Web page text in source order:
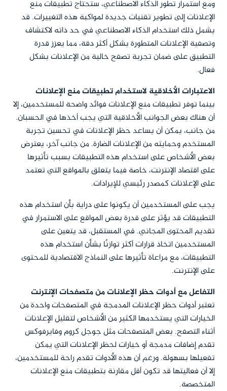
ومع استمرار تطور الذكاء الاصطناعي، ستحتاج تطبيقات منع
الإعلانات إلى تطوير تقنيات جديدة لمواكبة هذه التغييرات. قد
يشمل ذلك استخدام الذكاء الاصطناعي في حد ذاته لاكتشاف
وتصفية الإعلانات المتطورة بشكل أكثر دقة، مما يعزز قدرة
التطبيق على ضمان تجربة تصفح خالية من الإعلانات بشكل
فعال.
الاعتبارات الأخلاقية لاستخدام تطبيقات منع الإعلانات
بينما توفر تطبيقات منع الإعلانات فوائد واضحة للمستخدمين، إلا
أن هناك بعض الجوانب الأخلاقية التي يجب أخذها في الحسبان.
من جانب، يمكن أن يساعد حظر الإعلانات في تحسين تجربة
المستخدم وحمايته من الإعلانات الضارة. من جانب آخر، يعترض
بعض الأشخاص على استخدام هذه التطبيقات بسبب تأثيرها
على اقتصاد الإنترنت، خاصة فيما يتعلق بالمواقع التي تعتمد
على الإعلانات كمصدر رئيسي للإيرادات.
يجب على المستخدمين أن يكونوا على دراية بأن استخدام هذه
التطبيقات قد يؤثر على قدرة بعض المواقع على الاستمرار في
تقديم المحتوى المجاني. في المستقبل، قد يتعين على
المستخدمين اتخاذ قرارات أكثر توازنًا بشأن استخدام هذه
التطبيقات، مع مراعاة تأثيرها على النماذج الاقتصادية للمحتوى
على الإنترنت.
التفاعل مع أدوات حظر الإعلانات من متصفحات الإنترنت
تعتبر أدوات حظر الإعلانات المدمجة في المتصفحات واحدة من
الخيارات التي يستخدمها الكثير من الأشخاص لتقليل الإعلانات
أثناء التصفح. بعض المتصفحات مثل جوجل كروم وفايرفوكس
تقدم إضافات مدمجة أو خيارات لحظر الإعلانات التي يمكن
تفعيلها بسهولة. ورغم أن هذه الأدوات تقدم راحة للمستخدمين،
إلا أن فعاليتها قد تكون أقل مقارنة بتطبيقات منع الإعلانات
المتخصصة.